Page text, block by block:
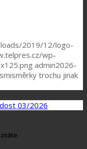
2019/12/logo-
wp-
admin2026-
trochu jinak
03/2026